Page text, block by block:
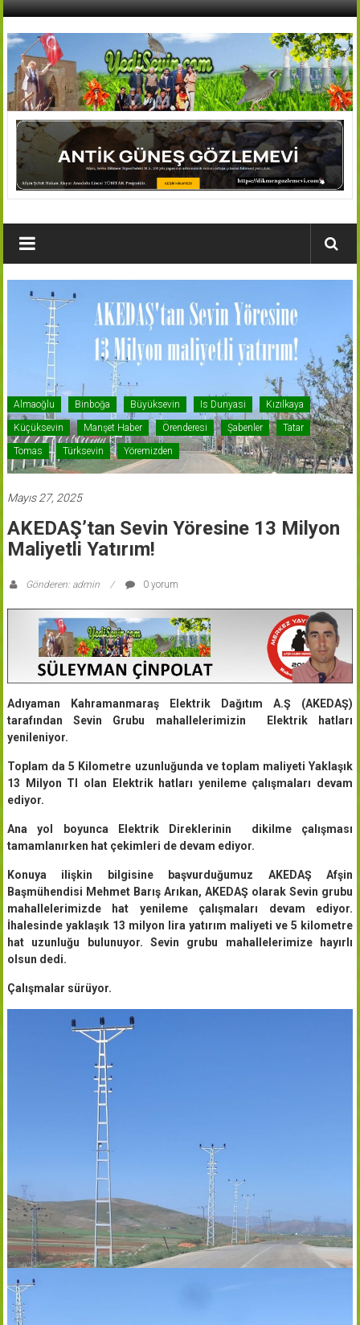
İçeriğe
AFŞİN
YEDİSEVİN
HABER
Köyleri
Haber
Almaoğlu Binboğa Büyüksevin Is Dunyasi Kızılkaya
Küçüksevin Manşet Haber Örenderesi Şabenler Tatar
Tomas Türksevin Yöremizden
Mayıs 27, 2025
AKEDAŞ’tan Sevin Yöresine 13 Milyon
Maliyetli Yatırım!
Gönderen: admin 0 yorum
Adıyaman Kahramanmaraş Elektrik Dağıtım A.Ş (AKEDAŞ)
tarafından Sevin Grubu mahallelerimizin Elektrik hatları
yenileniyor.
Toplam da 5 Kilometre uzunluğunda ve toplam maliyeti Yaklaşık
13 Milyon Tl olan Elektrik hatları yenileme çalışmaları devam
ediyor.
Ana yol boyunca Elektrik Direklerinin dikilme çalışması
tamamlanırken hat çekimleri de devam ediyor.
Konuya ilişkin bilgisine başvurduğumuz AKEDAŞ Afşin
Başmühendisi Mehmet Barış Arıkan, AKEDAŞ olarak Sevin grubu
mahallelerimizde hat yenileme çalışmaları devam ediyor.
İhalesinde yaklaşık 13 milyon lira yatırım maliyeti ve 5 kilometre
hat uzunluğu bulunuyor. Sevin grubu mahallelerimize hayırlı
olsun dedi.
Çalışmalar sürüyor.